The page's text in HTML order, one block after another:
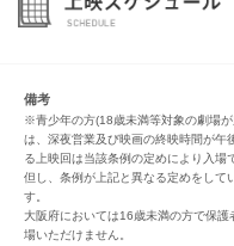
備考
※青少年の方(18歳未満等対象の劇場
は、深夜営業及び映画の終映時間が午
る上映回は当該条例の定めにより入場
但し、条例が上記と異なる定めをして
す。
大阪府においては16歳未満の方で保
場いただけません。